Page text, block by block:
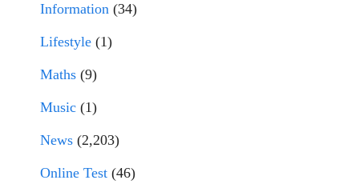
Information (34)
Lifestyle (1)
Maths (9)
Music (1)
News (2,203)
Online Test (46)